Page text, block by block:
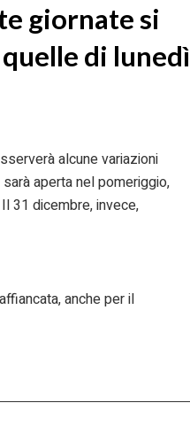
giornate si
di lunedì
alcune variazioni
aperta nel pomeriggio,
31 dicembre, invece,
anche per il